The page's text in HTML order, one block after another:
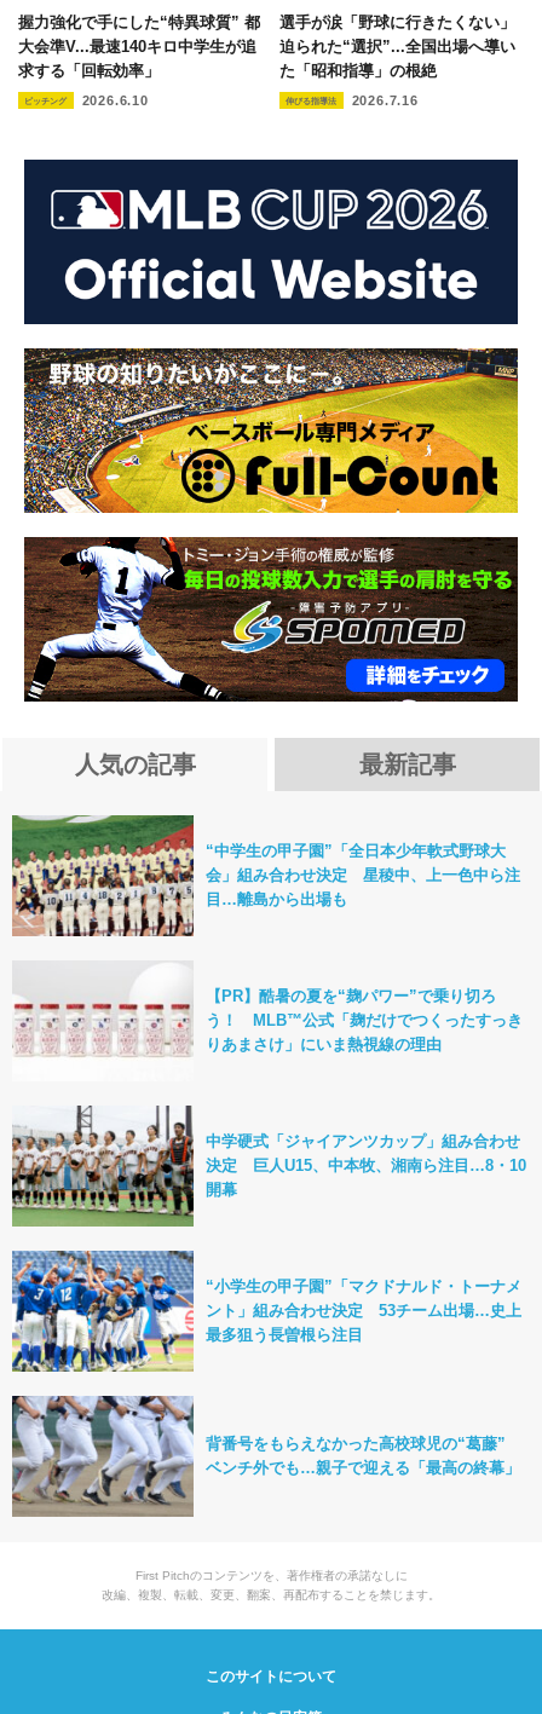
握力強化で手にした“特異球質” 都
大会準V...最速140キロ中学生が追
求する「回転効率」
ピッチング 2026.6.10
選手が涙「野球に行きたくない」
迫られた“選択”...全国出場へ導い
た「昭和指導」の根絶
伸びる指導法 2026.7.16
人気の記事 最新記事
“中学生の甲子園”「全日本少年軟式野球大
会」組み合わせ決定 星稜中、上一色中ら注
目…離島から出場も
【PR】酷暑の夏を“麹パワー”で乗り切ろ
う！ MLB™公式「麹だけでつくったすっき
りあまさけ」にいま熱視線の理由
中学硬式「ジャイアンツカップ」組み合わせ
決定 巨人U15、中本牧、湘南ら注目…8・10
開幕
“小学生の甲子園”「マクドナルド・トーナメ
ント」組み合わせ決定 53チーム出場…史上
最多狙う長曽根ら注目
背番号をもらえなかった高校球児の“葛藤”
ベンチ外でも…親子で迎える「最高の終幕」
First Pitchのコンテンツを、著作権者の承諾なしに
改編、複製、転載、変更、翻案、再配布することを禁じます。
このサイトについて